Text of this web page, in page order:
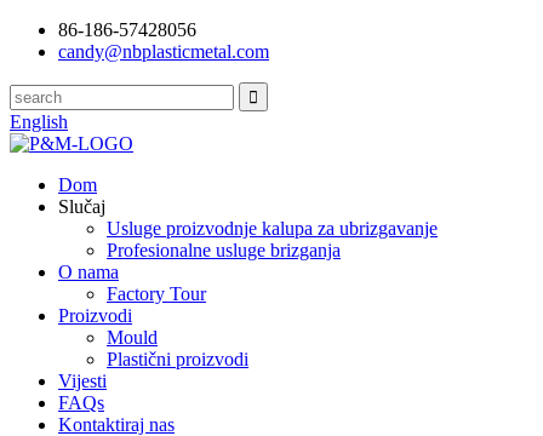
86-186-57428056
candy@nbplasticmetal.com
English
Dom
Slučaj
Usluge proizvodnje kalupa za ubrizgavanje
Profesionalne usluge brizganja
O nama
Factory Tour
Proizvodi
Mould
Plastični proizvodi
Vijesti
FAQs
Kontaktiraj nas